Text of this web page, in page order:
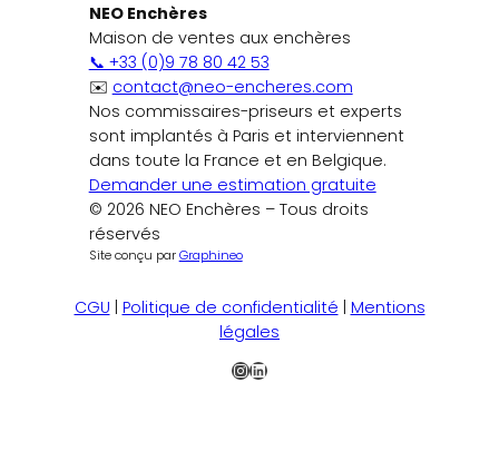
NEO Enchères
Maison de ventes aux enchères
📞 +33 (0)9 78 80 42 53
✉️ contact@neo-encheres.com
Nos commissaires-priseurs et experts
sont implantés à Paris et interviennent
dans toute la France et en Belgique.
Demander une estimation gratuite
© 2026 NEO Enchères – Tous droits
réservés
Site conçu parGraphineo
CGU Politique de confidentialité Mentions
légales
Instagram
LinkedIn